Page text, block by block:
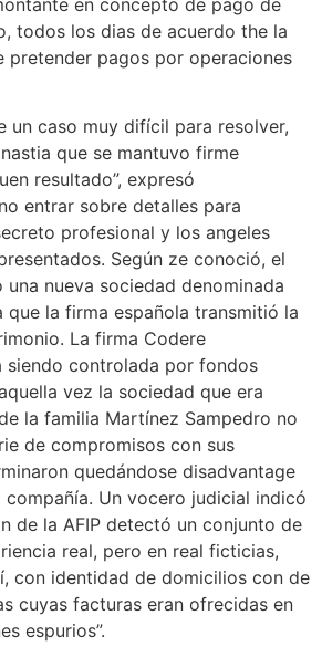
todos los dias de acuerdo the la
pretender pagos por operaciones
un caso muy difícil para resolver,
que se mantuvo firme
resultado”, expresó
entrar sobre detalles para
profesional y los angeles
Según ze conoció, el
nueva sociedad denominada
que la firma española transmitió la
La firma Codere
siendo controlada por fondos
vez la sociedad que era
la familia Martínez Sampedro no
de compromisos con sus
quedándose disadvantage
Un vocero judicial indicó
de la AFIP detectó un conjunto de
real, pero en real ficticias,
con identidad de domicilios con de
cuyas facturas eran ofrecidas en
espurios”.